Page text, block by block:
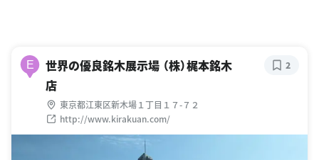
E
世界の優良銘木展示場 （株）梶本銘木
店
東京都江東区新木場１丁目１７-７２
http://www.kirakuan.com/
2